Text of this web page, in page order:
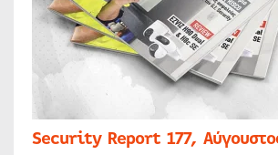
Security Report 177,